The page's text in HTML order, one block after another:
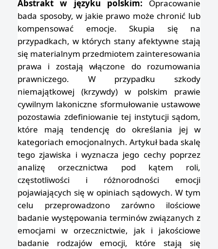
Abstrakt w języku polskim: Opracowanie
bada sposoby, w jakie prawo może chronić lub
kompensować emocje. Skupia się na
przypadkach, w których stany afektywne stają
się materialnym przedmiotem zainteresowania
prawa i zostają włączone do rozumowania
prawniczego. W przypadku szkody
niemajątkowej (krzywdy) w polskim prawie
cywilnym lakoniczne sformułowanie ustawowe
pozostawia zdefiniowanie tej instytucji sądom,
które mają tendencję do określania jej w
kategoriach emocjonalnych. Artykuł bada skalę
tego zjawiska i wyznacza jego cechy poprzez
analizę orzecznictwa pod kątem roli,
częstotliwości i różnorodności emocji
pojawiających się w opiniach sądowych. W tym
celu przeprowadzono zarówno ilościowe
badanie występowania terminów związanych z
emocjami w orzecznictwie, jak i jakościowe
badanie rodzajów emocji, które stają się